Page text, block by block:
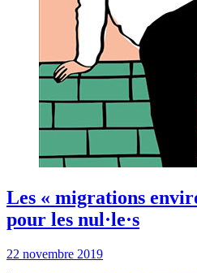
Les « migrations
pour les nul·le·s
22 novembre 2019